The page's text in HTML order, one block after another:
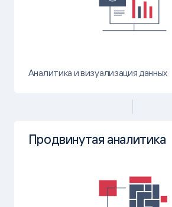
Аналитика и визуализация данных
Продвинутая аналитика